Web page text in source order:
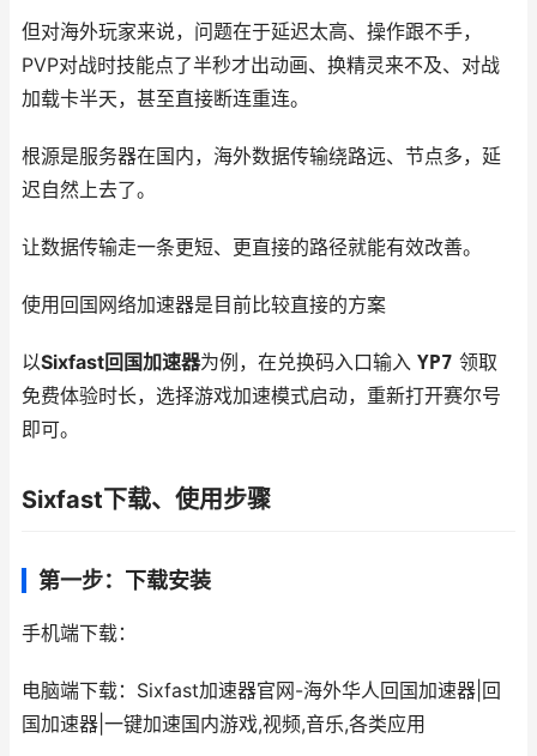
但对海外玩家来说，问题在于延迟太高、操作跟不手，
PVP对战时技能点了半秒才出动画、换精灵来不及、对战
加载卡半天，甚至直接断连重连。
根源是服务器在国内，海外数据传输绕路远、节点多，延
迟自然上去了。
让数据传输走一条更短、更直接的路径就能有效改善。
使用回国网络加速器是目前比较直接的方案
以Sixfast回国加速器为例，在兑换码入口输入 YP7 领取
免费体验时长，选择游戏加速模式启动，重新打开赛尔号
即可。
Sixfast下载、使用步骤
第一步：下载安装
手机端下载：
电脑端下载：Sixfast加速器官网-海外华人回国加速器|回
国加速器|一键加速国内游戏,视频,音乐,各类应用